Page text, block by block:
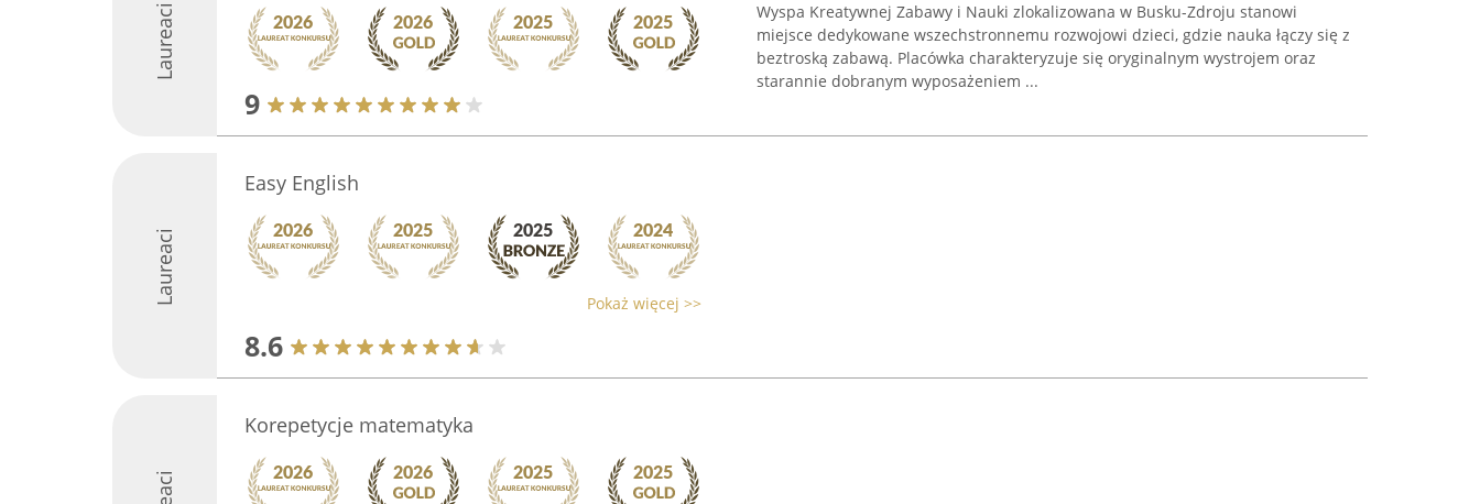
Laureaci
9
Wyspa Kreatywnej Zabawy i Nauki zlokalizowana w Busku-Zdroju stanowi
miejsce dedykowane wszechstronnemu rozwojowi dzieci, gdzie nauka łączy się z
beztroską zabawą. Placówka charakteryzuje się oryginalnym wystrojem oraz
starannie dobranym wyposażeniem ...
Laureaci
Easy English
Pokaż więcej >>
8.6
Korepetycje matematyka